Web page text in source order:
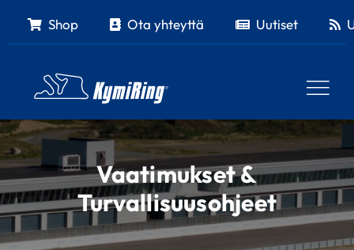
Shop Ota yhteyttä Uutiset
Vaatimukset &
Turvallisuusohjeet